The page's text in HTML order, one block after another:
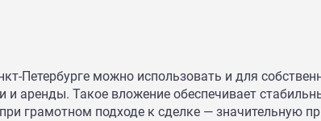
Петербурге можно использовать и для
и аренды. Такое вложение обеспечивает
грамотном подходе к сделке — значительную